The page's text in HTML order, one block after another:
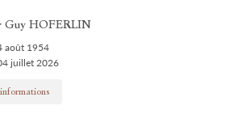
Guy HOFERLIN
août 1954
juillet 2026